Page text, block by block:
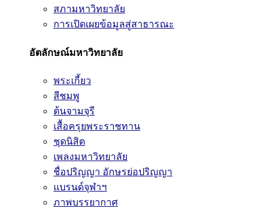
สภามหาวิทยาลัย
การเปิดเผยข้อมูลสู่สาธารณะ
อัตลักษณ์มหาวิทยาลัย
พระเกี้ยว
สีชมพู
ต้นจามจุรี
เสื้อครุยพระราชทาน
ชุดนิสิต
เพลงมหาวิทยาลัย
ชื่อปริญญา อักษรย่อปริญญา
แบรนด์จุฬาฯ
ภาพบรรยากาศ